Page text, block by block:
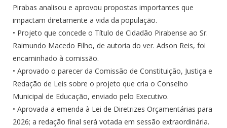
Pirabas analisou e aprovou propostas importantes que
impactam diretamente a vida da população.
• Projeto que concede o Título de Cidadão Pirabense ao Sr.
Raimundo Macedo Filho, de autoria do ver. Adson Reis, foi
encaminhado à comissão.
• Aprovado o parecer da Comissão de Constituição, Justiça e
Redação de Leis sobre o projeto que cria o Conselho
Municipal de Educação, enviado pelo Executivo.
• Aprovada a emenda à Lei de Diretrizes Orçamentárias para
2026; a redação final será votada em sessão extraordinária.